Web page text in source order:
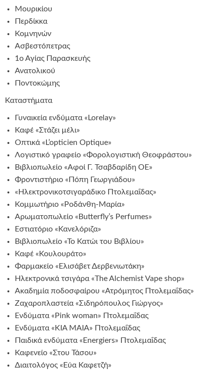
Μουρικίου
Περδίκκα
Κομνηνών
Ασβεστόπετρας
1ο Αγίας Παρασκευής
Ανατολικού
Ποντοκώμης
Καταστήματα
Γυναικεία ενδύματα «Lorelay»
Καφέ «Στάζει μέλι»
Οπτικά «L’opticien Optique»
Λογιστικό γραφείο «Φορολογιστική Θεοφράστου»
Βιβλιοπωλείο «Αφοί Γ. Τσαβδαρίδη ΟΕ»
Φροντιστήριο «Πόπη Γεωργιάδου»
«Ηλεκτρονικοτσιγαράδικο Πτολεμαΐδας»
Κομμωτήριο «Ροδάνθη-Μαρία»
Αρωματοπωλείο «Butterfly’s Perfumes»
Εστιατόριο «Κανελόριζα»
Βιβλιοπωλείο «Το Κατώι του Βιβλίου»
Καφέ «Κουλουράτο»
Φαρμακείο «Ελισάβετ Δερβενιωτάκη»
Ηλεκτρονικά τσιγάρα «The Alchemist Vape shop»
Ακαδημία ποδοσφαίρου «Ατρόμητος Πτολεμαΐδας»
Ζαχαροπλαστεία «Σιδηρόπουλος Γιώργος»
Ενδύματα «Pink woman» Πτολεμαΐδας
Ενδύματα «KIA MAIA» Πτολεμαΐδας
Παιδικά ενδύματα «Energiers» Πτολεμαΐδας
Καφενείο «Στου Τάσου»
Διαιτολόγος «Εύα Καφετζή»